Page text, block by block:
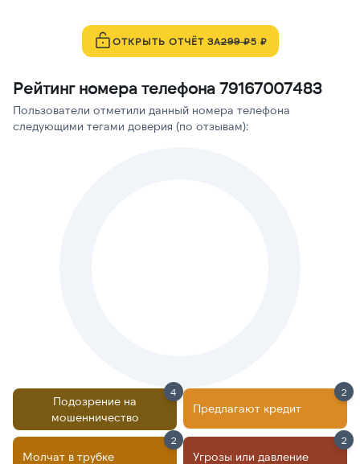
ОТКРЫТЬ ОТЧЁТ ЗА299 ₽5 ₽
Рейтинг номера телефона 79167007483
Пользователи отметили данный номера телефона
следующими тегами доверия (по отзывам):
Подозрение на
мошенничество
4
Предлагают кредит
2
Молчат в трубке
2
Угрозы или давление
2